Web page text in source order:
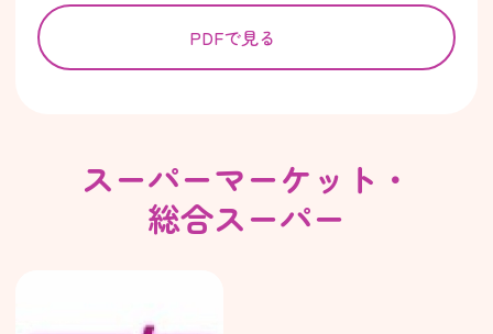
PDFで見る
スーパーマーケット・
総合スーパー